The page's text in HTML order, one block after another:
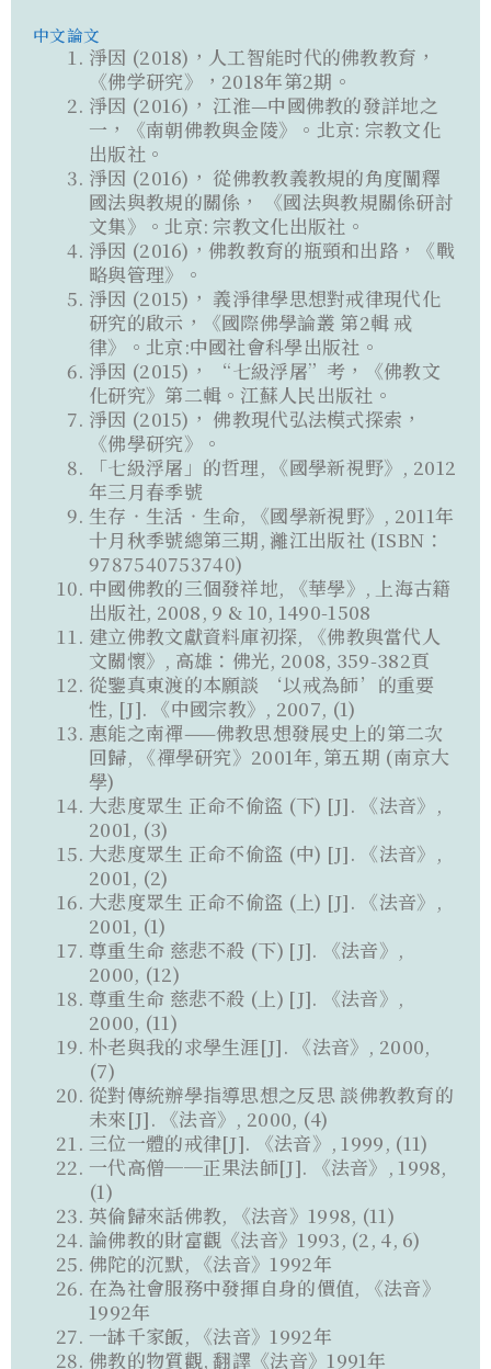
中文論文
淨因 (2018)，人工智能时代的佛教教育，
《佛学研究》，2018年第2期。
淨因 (2016)， 江淮—中國佛教的發詳地之
一，《南朝佛教與金陵》。北京: 宗教文化
出版社。
淨因 (2016)， 從佛教教義教規的角度闡釋
國法與教規的關係， 《國法與教規關係研討
文集》。北京: 宗教文化出版社。
淨因 (2016)，佛教教育的瓶頸和出路，《戰
略與管理》。
淨因 (2015)， 義淨律學思想對戒律現代化
研究的啟示，《國際佛學論叢 第2輯 戒
律》。北京:中國社會科學出版社。
淨因 (2015)， “七級浮屠”考，《佛教文
化研究》第二輯。江蘇人民出版社。
淨因 (2015)， 佛教現代弘法模式探索，
《佛學研究》。
「七級浮屠」的哲理, 《國學新視野》, 2012
年三月春季號
生存‧生活‧生命, 《國學新視野》, 2011年
十月秋季號總第三期, 灕江出版社 (ISBN：
9787540753740)
中國佛教的三個發祥地, 《華學》, 上海古籍
出版社, 2008, 9 & 10, 1490-1508
建立佛教文獻資料庫初探, 《佛教與當代人
文關懷》, 高雄：佛光, 2008, 359-382頁
從鑒真東渡的本願談 ‘以戒為師’的重要
性, [J]. 《中國宗教》, 2007, (1)
惠能之南禪——佛教思想發展史上的第二次
回歸, 《禪學研究》2001年, 第五期 (南京大
學)
大悲度眾生 正命不偷盜 (下) [J]. 《法音》,
2001, (3)
大悲度眾生 正命不偷盜 (中) [J]. 《法音》,
2001, (2)
大悲度眾生 正命不偷盜 (上) [J]. 《法音》,
2001, (1)
尊重生命 慈悲不殺 (下) [J]. 《法音》,
2000, (12)
尊重生命 慈悲不殺 (上) [J]. 《法音》,
2000, (11)
朴老與我的求學生涯[J]. 《法音》, 2000,
(7)
從對傳統辦學指導思想之反思 談佛教教育的
未來[J]. 《法音》, 2000, (4)
三位一體的戒律[J]. 《法音》, 1999, (11)
一代高僧──正果法師[J]. 《法音》, 1998,
(1)
英倫歸來話佛教, 《法音》1998, (11)
論佛教的財富觀《法音》1993, (2, 4, 6)
佛陀的沉默, 《法音》1992年
在為社會服務中發揮自身的價值, 《法音》
1992年
一缽千家飯, 《法音》1992年
佛教的物質觀, 翻譯《法音》1991年